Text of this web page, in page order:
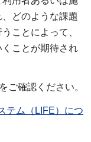
どのような課題
ことによって、
ことが期待され
ご確認ください。
テム（LIFE）につ